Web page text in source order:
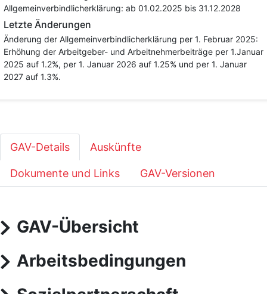
Allgemeinverbindlicherklärung: ab 01.02.2025 bis 31.12.2028
Letzte Änderungen
Änderung der Allgemeinverbindlicherklärung per 1. Februar 2025:
Erhöhung der Arbeitgeber- und Arbeitnehmerbeiträge per 1.Januar
2025 auf 1.2%, per 1. Januar 2026 auf 1.25% und per 1. Januar
2027 auf 1.3%.
GAV-Details Auskünfte
Dokumente und Links GAV-Versionen
GAV-Übersicht
Arbeitsbedingungen